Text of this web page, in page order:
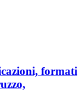
formati